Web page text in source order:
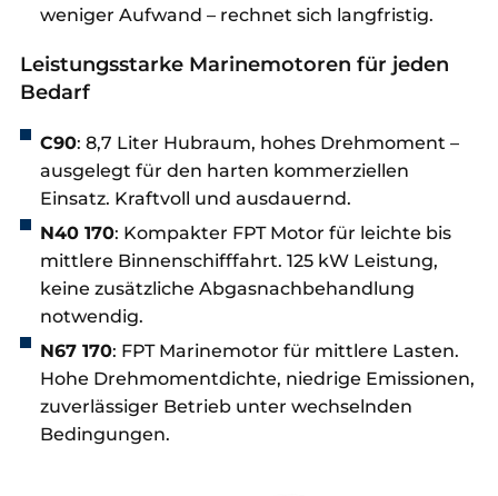
weniger Aufwand – rechnet sich langfristig.
Leistungsstarke Marinemotoren für jeden
Bedarf
C90: 8,7 Liter Hubraum, hohes Drehmoment –
ausgelegt für den harten kommerziellen
Einsatz. Kraftvoll und ausdauernd.
N40 170: Kompakter FPT Motor für leichte bis
mittlere Binnenschifffahrt. 125 kW Leistung,
keine zusätzliche Abgasnachbehandlung
notwendig.
N67 170: FPT Marinemotor für mittlere Lasten.
Hohe Drehmomentdichte, niedrige Emissionen,
zuverlässiger Betrieb unter wechselnden
Bedingungen.